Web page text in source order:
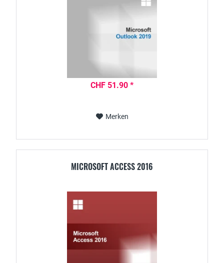
CHF 51.90 *
Merken
MICROSOFT ACCESS 2016